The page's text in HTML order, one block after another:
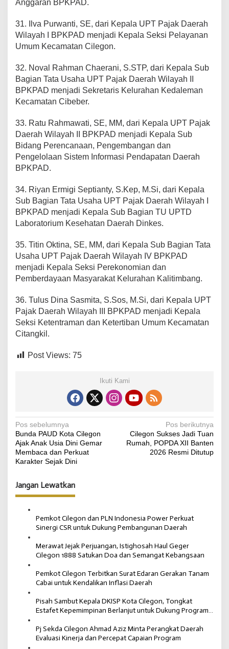
Anggaran BPKPAD.
31. Ilva Purwanti, SE, dari Kepala UPT Pajak Daerah
Wilayah I BPKPAD menjadi Kepala Seksi Pelayanan
Umum Kecamatan Cilegon.
32. Noval Rahman Chaerani, S.STP, dari Kepala Sub
Bagian Tata Usaha UPT Pajak Daerah Wilayah II
BPKPAD menjadi Sekretaris Kelurahan Kedaleman
Kecamatan Cibeber.
33. Ratu Rahmawati, SE, MM, dari Kepala UPT Pajak
Daerah Wilayah II BPKPAD menjadi Kepala Sub
Bidang Perencanaan, Pengembangan dan
Pengelolaan Sistem Informasi Pendapatan Daerah
BPKPAD.
34. Riyan Ermigi Septianty, S.Kep, M.Si, dari Kepala
Sub Bagian Tata Usaha UPT Pajak Daerah Wilayah I
BPKPAD menjadi Kepala Sub Bagian TU UPTD
Laboratorium Kesehatan Daerah Dinkes.
35. Titin Oktina, SE, MM, dari Kepala Sub Bagian Tata
Usaha UPT Pajak Daerah Wilayah IV BPKPAD
menjadi Kepala Seksi Perekonomian dan
Pemberdayaan Masyarakat Kelurahan Kalitimbang.
36. Tulus Dina Sasmita, S.Sos, M.Si, dari Kepala UPT
Pajak Daerah Wilayah III BPKPAD menjadi Kepala
Seksi Ketentraman dan Ketertiban Umum Kecamatan
Citangkil.
Post Views: 75
Ikuti Kami
N
a
v
g
a
Pos sebelumnya
Bunda PAUD Kota Cilegon
Ajak Anak Usia Dini Gemar
Membaca dan Perkuat
Karakter Sejak Dini
Pos berikutnya
Cilegon Sukses Jadi Tuan
Rumah, POPDA XII Banten
2026 Resmi Ditutup
Jangan Lewatkan
Pemkot Cilegon dan PLN Indonesia Power Perkuat
Sinergi CSR untuk Dukung Pembangunan Daerah
Merawat Jejak Perjuangan, Istighosah Haul Geger
Cilegon 1888 Satukan Doa dan Semangat Kebangsaan
Pemkot Cilegon Terbitkan Surat Edaran Gerakan Tanam
Cabai untuk Kendalikan Inflasi Daerah
Pisah Sambut Kepala DKISP Kota Cilegon, Tongkat
Estafet Kepemimpinan Berlanjut untuk Dukung Program
Pj Sekda Cilegon Ahmad Aziz Minta Perangkat Daerah
Evaluasi Kinerja dan Percepat Capaian Program